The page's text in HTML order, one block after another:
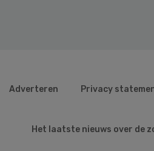
Adverteren Privacy
Het laatste nieuws over de